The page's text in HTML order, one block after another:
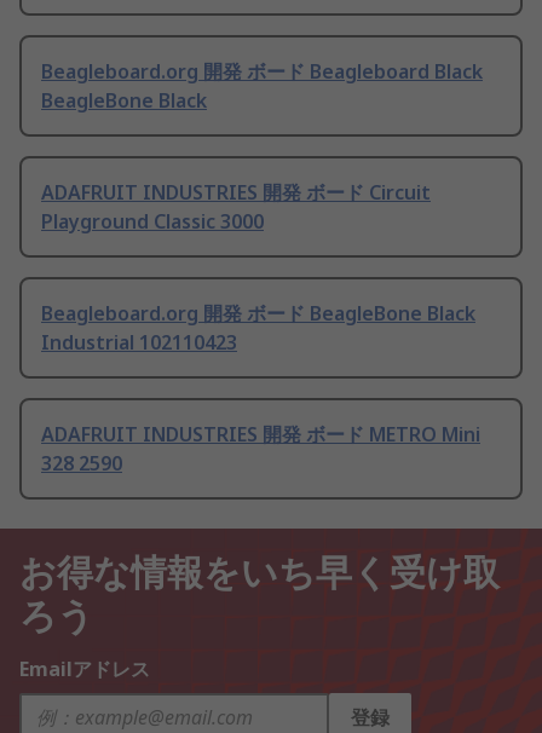
Beagleboard.org 開発 ボード Beagleboard Black
BeagleBone Black
ADAFRUIT INDUSTRIES 開発 ボード Circuit
Playground Classic 3000
Beagleboard.org 開発 ボード BeagleBone Black
Industrial 102110423
ADAFRUIT INDUSTRIES 開発 ボード METRO Mini
328 2590
お得な情報をいち早く受け取
ろう
Emailアドレス
登録